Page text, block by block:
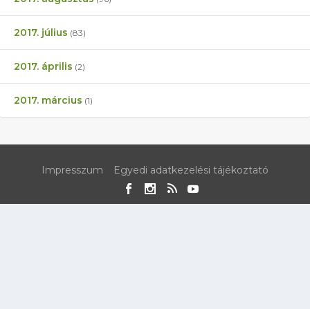
2017. július (83)
2017. április (2)
2017. március (1)
Impresszum Egyedi adatkezelési tájékoztató